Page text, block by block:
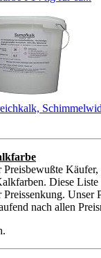
Diese Liste
Preissenkung. Unser
nach allen